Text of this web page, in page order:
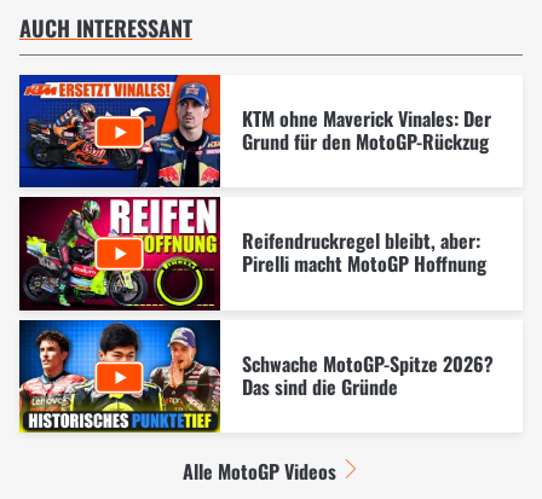
AUCH INTERESSANT
KTM ohne Maverick Vinales: Der
Grund für den MotoGP-Rückzug
Reifendruckregel bleibt, aber:
Pirelli macht MotoGP Hoffnung
Schwache MotoGP-Spitze 2026?
Das sind die Gründe
Alle MotoGP Videos